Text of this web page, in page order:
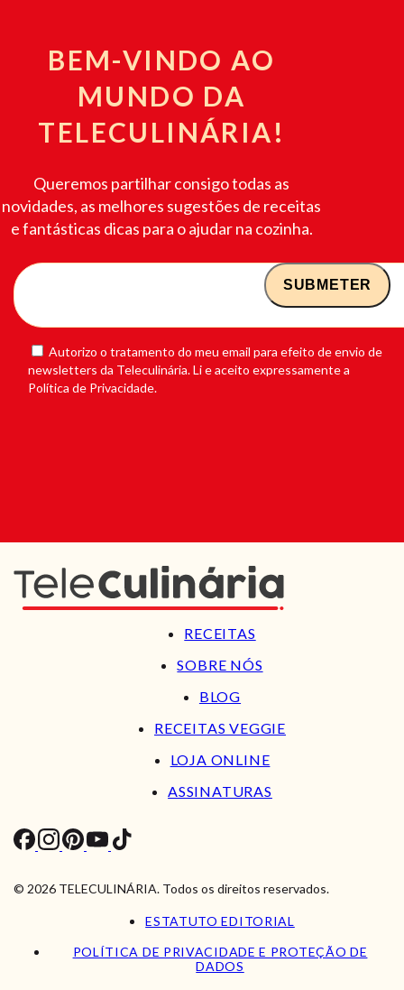
BEM-VINDO AO
MUNDO DA
TELECULINÁRIA!
Queremos partilhar consigo todas as
novidades, as melhores sugestões de receitas
e fantásticas dicas para o ajudar na cozinha.
Autorizo o tratamento do meu email para efeito de envio de
newsletters da Teleculinária. Li e aceito expressamente a
Política de Privacidade.
RECEITAS
SOBRE NÓS
BLOG
RECEITAS VEGGIE
LOJA ONLINE
ASSINATURAS
© 2026 TELECULINÁRIA. Todos os direitos reservados.
ESTATUTO EDITORIAL
POLÍTICA DE PRIVACIDADE E PROTEÇÃO DE
DADOS